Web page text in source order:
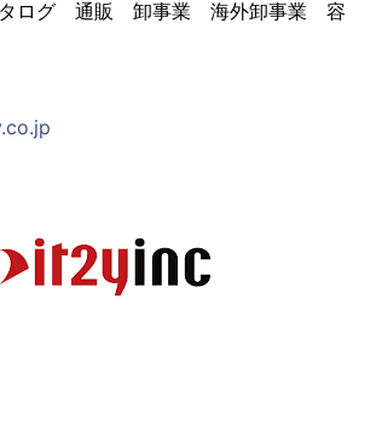
タログ 通販 卸事業 海外卸事業 容